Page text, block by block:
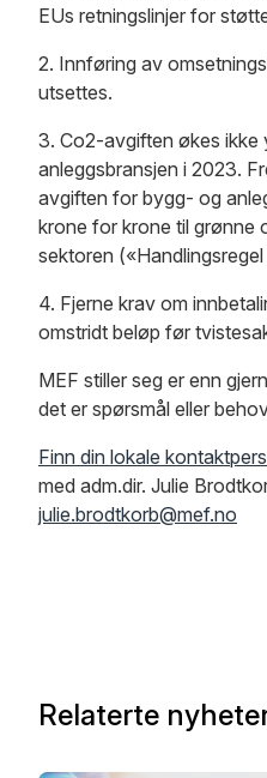
EUs retningslinjer for
2. Innføring av
utsettes.
3. Co2-avgiften økes
anleggsbransjen i 2023.
avgiften for bygg- og
krone for krone til grønne
sektoren
4. Fjerne krav om
omstridt beløp før
MEF stiller seg er enn
det er spørsmål eller
Finn din lokale
med adm.dir. Julie
julie.brodtkorb@mef.no
Relaterte